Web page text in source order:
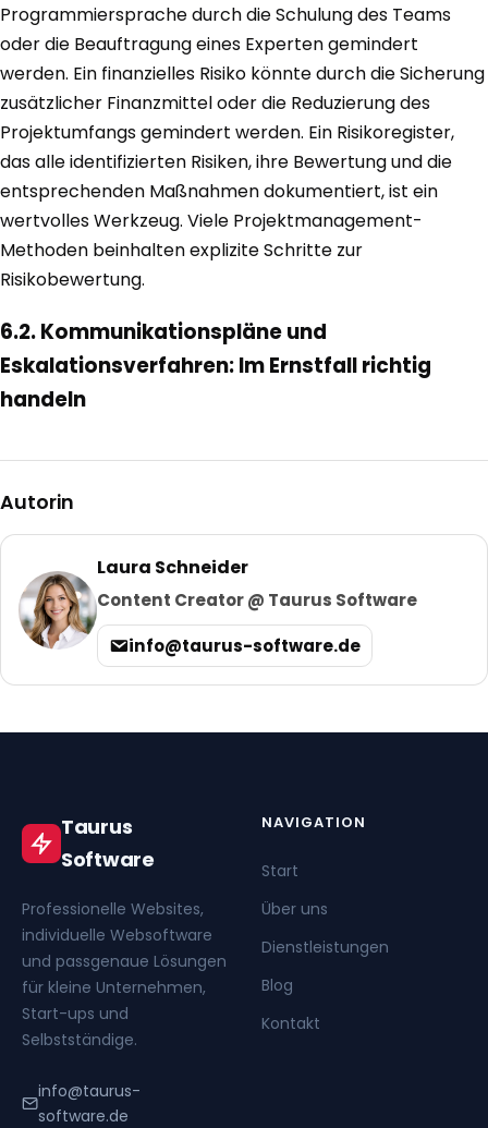
Programmiersprache durch die Schulung des Teams
oder die Beauftragung eines Experten gemindert
werden. Ein finanzielles Risiko könnte durch die Sicherung
zusätzlicher Finanzmittel oder die Reduzierung des
Projektumfangs gemindert werden. Ein Risikoregister,
das alle identifizierten Risiken, ihre Bewertung und die
entsprechenden Maßnahmen dokumentiert, ist ein
wertvolles Werkzeug. Viele Projektmanagement-
Methoden beinhalten explizite Schritte zur
Risikobewertung.
6.2. Kommunikationspläne und
Eskalationsverfahren: Im Ernstfall richtig
handeln
Autorin
Laura Schneider
Content Creator @ Taurus Software
info@taurus-software.de
Taurus
Software
Professionelle Websites,
individuelle Websoftware
und passgenaue Lösungen
für kleine Unternehmen,
Start-ups und
Selbstständige.
info@taurus-
software.de
NAVIGATION
Start
Über uns
Dienstleistungen
Blog
Kontakt